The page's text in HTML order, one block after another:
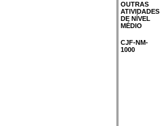
OUTRAS
ATIVIDADES
DE NÍVEL
MÉDIO
CJF-NM-
1000